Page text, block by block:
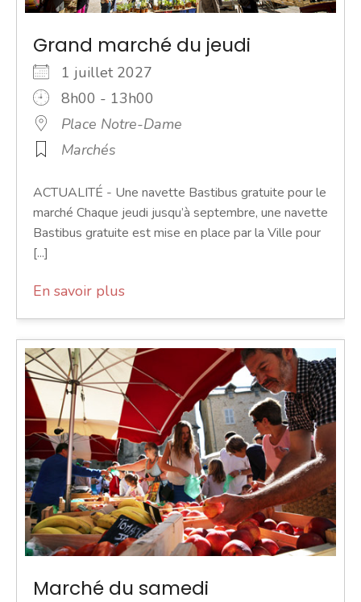
Grand marché du jeudi
1 juillet 2027
8h00 - 13h00
Place Notre-Dame
Marchés
ACTUALITÉ - Une navette Bastibus gratuite pour le
marché Chaque jeudi jusqu’à septembre, une navette
Bastibus gratuite est mise en place par la Ville pour
[...]
En savoir plus
Marché du samedi